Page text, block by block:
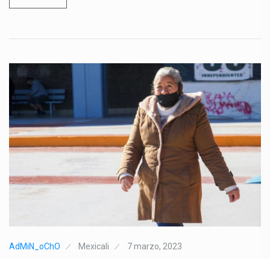
AdMiN_oChO Mexicali 7 marzo, 2023